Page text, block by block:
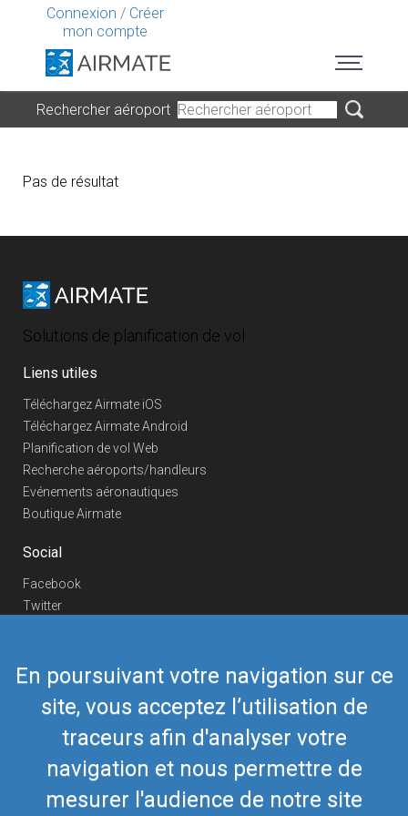
Connexion / Créer
mon compte
En poursuivant votre navigation sur ce
site, vous acceptez l’utilisation de
traceurs afin d'analyser votre
navigation et nous permettre de
mesurer l'audience de notre site
Rechercher aéroport
Pas de résultat
Solutions de planification de vol
Liens utiles
Téléchargez Airmate iOS
Téléchargez Airmate Android
Planification de vol Web
Recherche aéroports/handleurs
Evénements aéronautiques
Boutique Airmate
Social
Facebook
Twitter
Telegram
Nous contacter
Téléphone Europe +352 26441835
Téléphone US/Canada
418-592-8862
airmate@airmate.aero
(c) Myriel Aviation SA